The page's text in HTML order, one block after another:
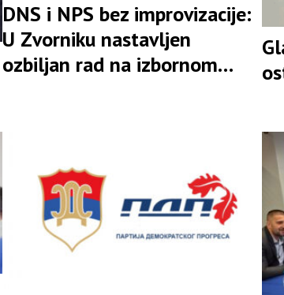
DNS i NPS bez improvizacije:
U Zvorniku nastavljen
ozbiljan rad na izbornom